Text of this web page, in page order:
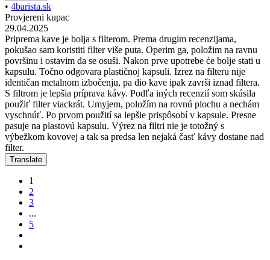
• 4barista.sk
Provjereni kupac
29.04.2025
Priprema kave je bolja s filterom. Prema drugim recenzijama,
pokušao sam koristiti filter više puta. Operim ga, položim na ravnu
površinu i ostavim da se osuši. Nakon prve upotrebe će bolje stati u
kapsulu. Točno odgovara plastičnoj kapsuli. Izrez na filteru nije
identičan metalnom izbočenju, pa dio kave ipak završi iznad filtera.
S filtrom je lepšia príprava kávy. Podľa iných recenzií som skúsila
použiť filter viackrát. Umyjem, položím na rovnú plochu a nechám
vyschnúť. Po prvom použití sa lepšie prispôsobí v kapsule. Presne
pasuje na plastovú kapsulu. Výrez na filtri nie je totožný s
výbežkom kovovej a tak sa predsa len nejaká časť kávy dostane nad
filter.
Translate
1
2
3
...
5